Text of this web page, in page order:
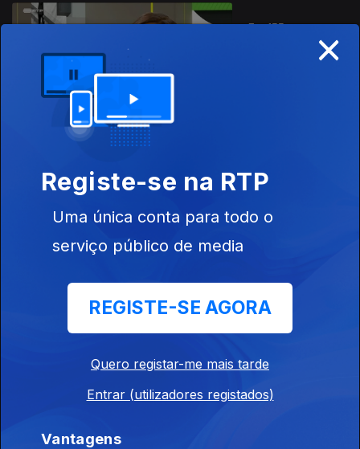
Ep. 155
Ep. 154
Histórias
Ep. 153
05 nov. 2025
Pensamento
Crítico na IA
×
Registe-se na RTP
Uma única conta para todo o
serviço público de media
REGISTE-SE AGORA
Quero registar-me mais tarde
Entrar (utilizadores registados)
Vantagens